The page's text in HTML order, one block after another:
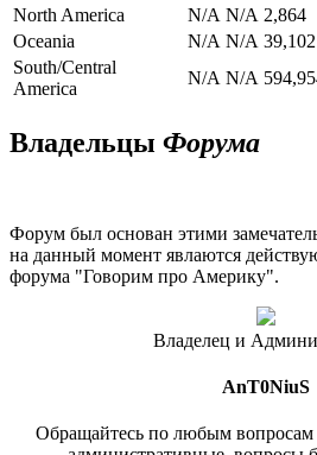
North America
N/A N/A 2,864
Oceania
N/A N/A 39,102
South/Central
America
N/A N/A
Владельцы Форума
Форум был основан этими
на данный момент явлаются
форума "Говорим про Америку".
Владелец и
AnT0NiuS
Обращайтесь по любым вопросам